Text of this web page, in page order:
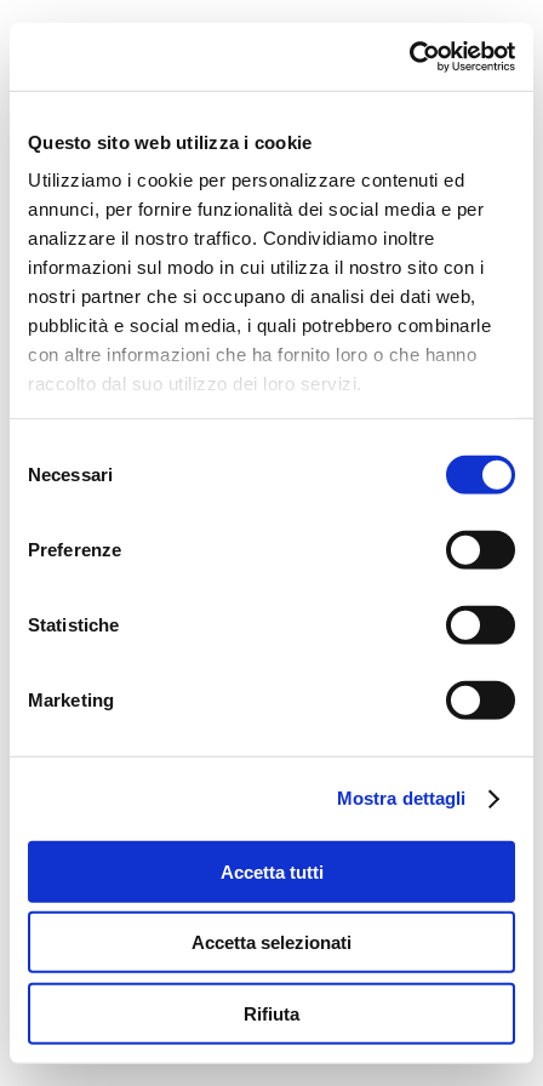
Questo sito web utilizza i cookie
Utilizziamo i cookie per personalizzare contenuti ed
annunci, per fornire funzionalità dei social media e per
analizzare il nostro traffico. Condividiamo inoltre
informazioni sul modo in cui utilizza il nostro sito con i
nostri partner che si occupano di analisi dei dati web,
pubblicità e social media, i quali potrebbero combinarle
con altre informazioni che ha fornito loro o che hanno
raccolto dal suo utilizzo dei loro servizi.
delNecessari
Preferenze
Statistiche
Marketing
Mostra dettagli
Accetta tutti
Accetta selezionati
Rifiuta
Direttore artistico
Professori D’Orchestra
La Storia
I Protagonisti
I Festival
Regolamento di Sala
Area Tecnica
Calendario
Cartellone
I Pomeriggi Musicali
Teatro Dal Verme
Biglietteria